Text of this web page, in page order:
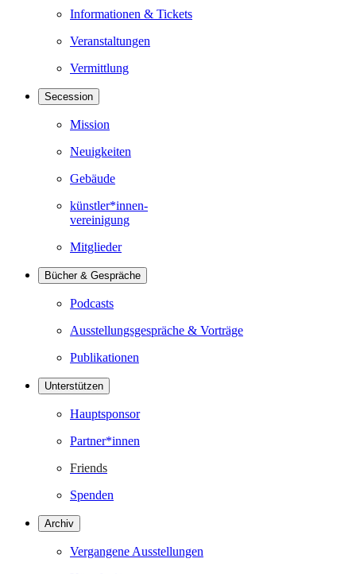
Informationen & Tickets
Veranstaltungen
Vermittlung
Secession
Mission
Neuigkeiten
Gebäude
künstler*innen-
vereinigung
Mitglieder
Bücher & Gespräche
Podcasts
Ausstellungsgespräche & Vorträge
Publikationen
Unterstützen
Hauptsponsor
Partner*innen
Friends
Spenden
Archiv
Vergangene Ausstellungen